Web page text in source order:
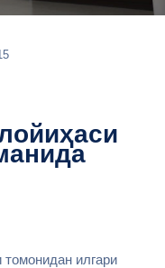
илгари